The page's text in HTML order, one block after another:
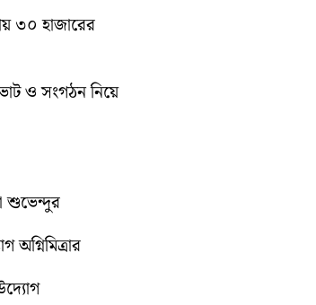
৩০ হাজারের
ও সংগঠন নিয়ে
শুভেন্দুর